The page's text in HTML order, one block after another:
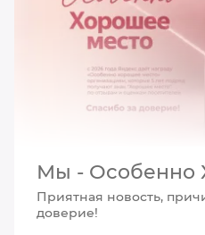
Мы - Особенно
Приятная новость,
доверие!